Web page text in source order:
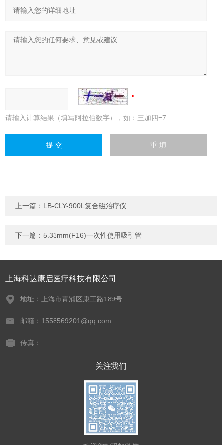
请输入计算结果（填写阿拉伯数字），如：三加四=7
上一篇： LB-CLY-900L复合磁治疗仪
下一篇： 5.33mm(F16)一次性使用吸引管
上海科达康启医疗科技有限公司
地址：上海市青浦区康工路189号
邮箱：1558569201@qq.com
传真：
关注我们